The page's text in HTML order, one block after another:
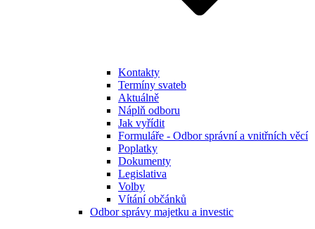
Kontakty
Termíny svateb
Aktuálně
Náplň odboru
Jak vyřídit
Formuláře - Odbor správní a vnitřních věcí
Poplatky
Dokumenty
Legislativa
Volby
Vítání občánků
Odbor správy majetku a investic